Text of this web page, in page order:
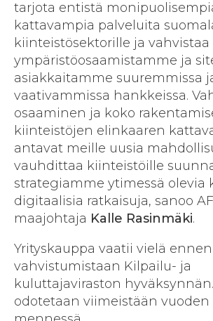
tarjota entistä
kattavampia palveluita
kiinteistösektorille ja vahvistaa
ympäristöosaamistamme ja
asiakkaitamme suuremmissa
vaativammissa hankkeissa.
osaaminen ja koko
kiinteistöjen elinkaaren
antavat meille uusia
vauhdittaa kiinteistöille
strategiamme ytimessä olevia
digitaalisia ratkaisuja, sanoo
maajohtaja Kalle Rasinmäki.
Yrityskauppa vaatii vielä ennen
vahvistumistaan Kilpailu- ja
kuluttajaviraston
odotetaan viimeistään